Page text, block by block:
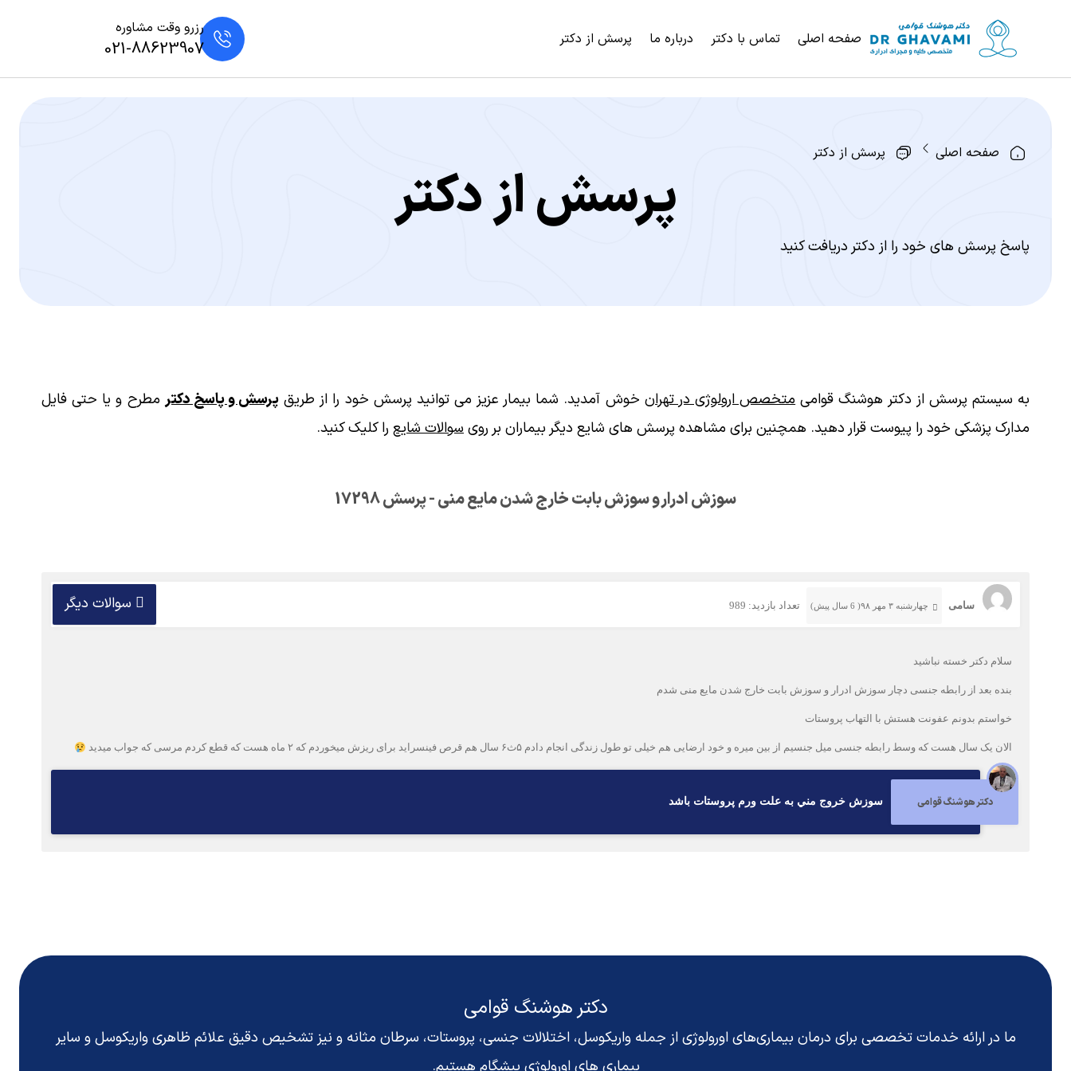
صفحه اصلی تماس با دکتر درباره ما پرسش از دکتر
رزرو وقت مشاوره
021-88623907
صفحه اصلی پرسش از دکتر
پرسش از دکتر
پاسخ پرسش های خود را از دکتر دریافت کنید
به سیستم پرسش از دکتر هوشنگ قوامیمتخصص ارولوژی در تهران خوش آمدید. شما بیمار عزیز می توانید پرسش خود را از طریق پرسش و پاسخ دکتر مطرح و یا حتی فایل
مدارک پزشکی خود را پیوست قرار دهید. همچنین برای مشاهده پرسش های شایع دیگر بیماران بر رویسوالات شایع را کلیک کنید.
سوزش ادرار و سوزش بابت خارج شدن مایع منی - پرسش 17298
سامی چهارشنبه ۳ مهر ۹۸( 6 سال پیش) تعداد بازدید: 989 سوالات دیگر
سلام دکتر خسته نباشید
بنده بعد از رابطه جنسی دچار سوزش ادرار و سوزش بابت خارج شدن مایع منی شدم
خواستم بدونم عفونت هستش با التهاب پروستات
الان یک سال هست که وسط رابطه جنسی میل جنسیم از بین میره و خود ارضایی هم خیلی تو طول زندگی انجام‌ دادم ۵ث۶ سال هم قرص فینسراید برای ریزش میخوردم که ۲ ماه هست که قطع کردم مرسی که جواب میدید
دکتر هوشنگ قوامی سوزش خروج مني به علت ورم پروستات باشد
دکتر هوشنگ قوامی
ما در ارائه خدمات تخصصی برای درمان بیماری‌های اورولوژی از جمله واریکوسل، اختلالات جنسی، پروستات، سرطان مثانه و نیز تشخیص دقیق علائم ظاهری واریکوسلو سایر